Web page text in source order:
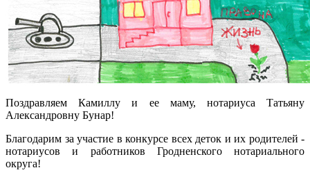
Поздравляем Камиллу и ее маму, нотариуса Татьяну
Александровну Бунар!
Благодарим за участие в конкурсе всех деток и их родителей -
нотариусов и работников Гродненского нотариального
округа!